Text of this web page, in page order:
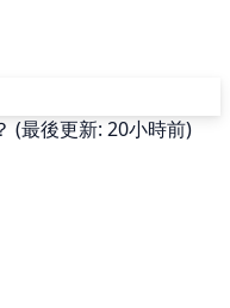
(最後更新: 20小時前)